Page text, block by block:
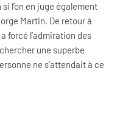
l’on en juge également
Martin. De retour à
forcé l’admiration des
une superbe
ne s’attendait à ce